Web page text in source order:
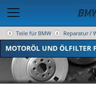
Teile für BMW Reparatur /
MOTORÖL UND ÖLFILTER